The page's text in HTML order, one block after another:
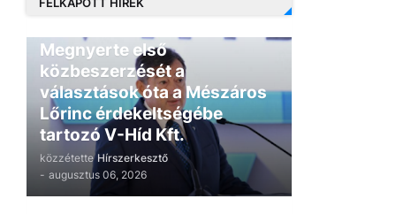
Megnyerte első
közbeszerzését a
választások óta a Mészáros
Lőrinc érdekeltségébe
tartozó V-Híd Kft.
közzétette Hírszerkesztő
- augusztus 06, 2026